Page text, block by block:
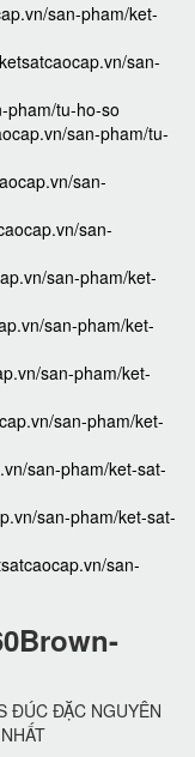
san-pham/ket-
san-
pham/tu-ho-so
san-pham/tu-
san-
san-
san-pham/ket-
san-pham/ket-
san-pham/ket-
san-pham/ket-
san-pham/ket-sat-
san-pham/ket-sat-
san-
ĐÚC ĐẶC NGUYÊN